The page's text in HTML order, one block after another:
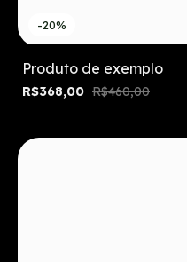
-20%
Produto de exemplo
R$368,00 R$460,00